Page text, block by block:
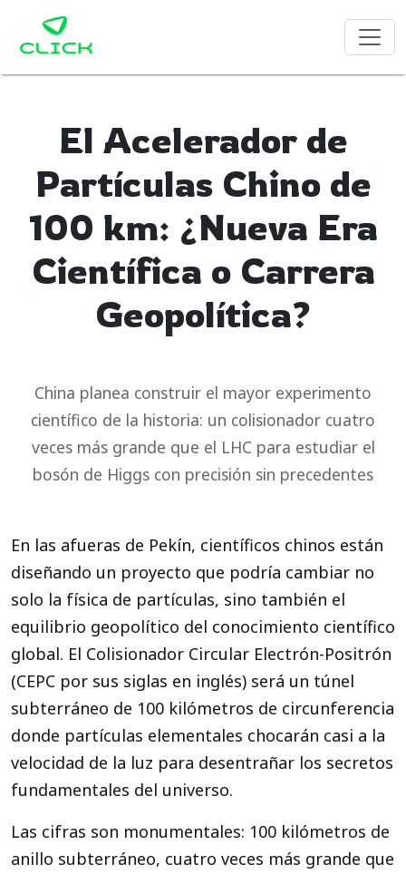
El Acelerador de
Partículas Chino de
100 km: ¿Nueva Era
Científica o Carrera
Geopolítica?
China planea construir el mayor experimento
científico de la historia: un colisionador cuatro
veces más grande que el LHC para estudiar el
bosón de Higgs con precisión sin precedentes
En las afueras de Pekín, científicos chinos están
diseñando un proyecto que podría cambiar no
solo la física de partículas, sino también el
equilibrio geopolítico del conocimiento científico
global. El Colisionador Circular Electrón-Positrón
(CEPC por sus siglas en inglés) será un túnel
subterráneo de 100 kilómetros de circunferencia
donde partículas elementales chocarán casi a la
velocidad de la luz para desentrañar los secretos
fundamentales del universo.
Las cifras son monumentales: 100 kilómetros de
anillo subterráneo, cuatro veces más grande que